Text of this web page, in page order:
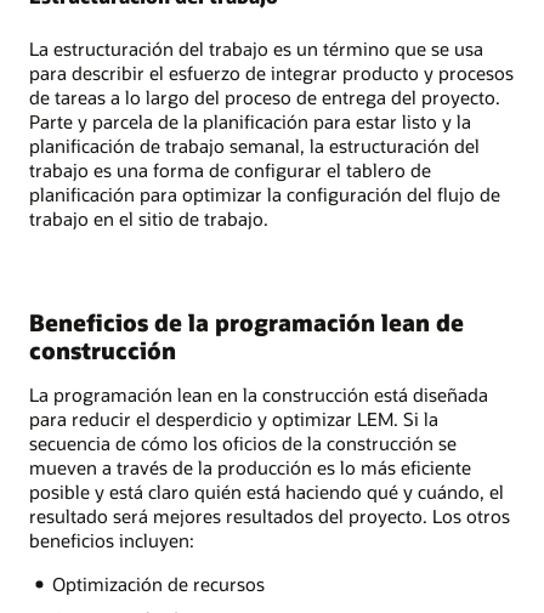
La estructuración del trabajo es un término que se usa
para describir el esfuerzo de integrar producto y procesos
de tareas a lo largo del proceso de entrega del proyecto.
Parte y parcela de la planificación para estar listo y la
planificación de trabajo semanal, la estructuración del
trabajo es una forma de configurar el tablero de
planificación para optimizar la configuración del flujo de
trabajo en el sitio de trabajo.
Beneficios de la programación lean de
construcción
La programación lean en la construcción está diseñada
para reducir el desperdicio y optimizar LEM. Si la
secuencia de cómo los oficios de la construcción se
mueven a través de la producción es lo más eficiente
posible y está claro quién está haciendo qué y cuándo, el
resultado será mejores resultados del proyecto. Los otros
beneficios incluyen:
Optimización de recursos